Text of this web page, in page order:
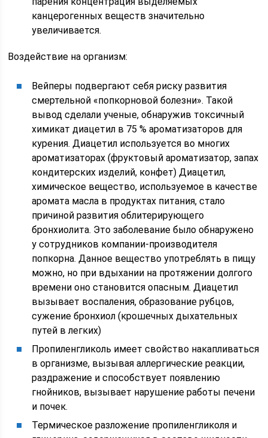
канцерогенных веществ значительно
увеличивается.
Воздействие на организм:
Вейперы подвергают себя риску развития
смертельной «попкорновой болезни». Такой
вывод сделали ученые, обнаружив токсичный
химикат диацетил в 75 % ароматизаторов для
курения. Диацетил используется во многих
ароматизаторах (фруктовый ароматизатор, запах
кондитерских изделий, конфет) Диацетил,
химическое вещество, используемое в качестве
аромата масла в продуктах питания, стало
причиной развития облитерирующего
бронхиолита. Это заболевание было обнаружено
у сотрудников компании-производителя
попкорна. Данное вещество употреблять в пищу
можно, но при вдыхании на протяжении долгого
времени оно становится опасным. Диацетил
вызывает воспаления, образование рубцов,
сужение бронхиол (крошечных дыхательных
путей в легких)
Пропиленгликоль имеет свойство накапливаться
в организме, вызывая аллергические реакции,
раздражение и способствует появлению
гнойников, вызывает нарушение работы печени
и почек.
Термическое разложение пропиленгликоля и